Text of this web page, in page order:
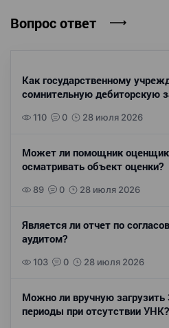
Вопрос ответ
Как государственному
сомнительную дебиторскую
110 0 28 июля 2026
Может ли помощник
осматривать объект оценки?
89 0 28 июля 2026
Является ли отчет по
аудитом?
103 0 28 июля 2026
Можно ли вручную
периоды при отсутствии УНК?